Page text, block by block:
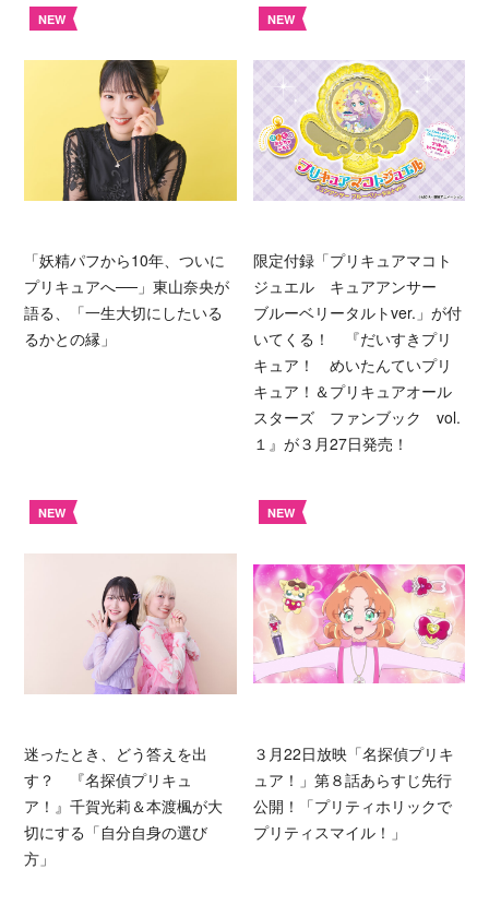
NEW
「妖精パフから10年、ついに
プリキュアへ──」東山奈央が
語る、「一生大切にしたいる
るかとの縁」
NEW
限定付録「プリキュアマコト
ジュエル キュアアンサー
ブルーベリータルトver.」が付
いてくる！ 『だいすきプリ
キュア！ めいたんていプリ
キュア！＆プリキュアオール
スターズ ファンブック vol.
１』が３月27日発売！
NEW
迷ったとき、どう答えを出
す？ 『名探偵プリキュ
ア！』千賀光莉＆本渡楓が大
切にする「自分自身の選び
方」
NEW
３月22日放映「名探偵プリキ
ュア！」第８話あらすじ先行
公開！「プリティホリックで
プリティスマイル！」